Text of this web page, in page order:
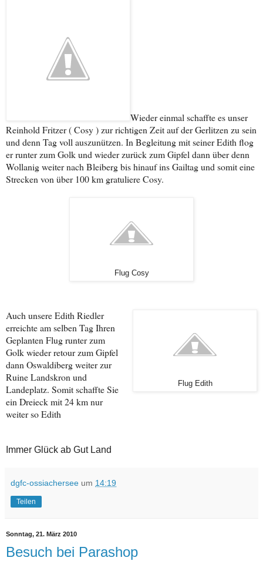
Wieder einmal schaffte es unser
Reinhold Fritzer ( Cosy ) zur richtigen Zeit auf der Gerlitzen zu sein
und denn Tag voll auszunützen. In Begleitung mit seiner Edith flog
er runter zum Golk und wieder zurück zum Gipfel dann über denn
Wollanig weiter nach Bleiberg bishinauf ins Gailtag und somit eine
Strecken von über 100 km gratuliere Cosy.
Flug Cosy
Flug Edith
Auch unsere Edith Riedler
erreichte am selben Tag Ihren
Geplanten Flug runter zum
Golkwieder retour zum Gipfel
dann Oswaldiberg weiter zur
Ruine Landskron und
Landeplatz. Somit schaffte Sie
ein Dreieck mit 24 km nur
weiter so Edith
Immer Glück ab Gut Land
dgfc-ossiachersee um 14:19
Teilen
Sonntag, 21. März 2010
Besuch bei Parashop